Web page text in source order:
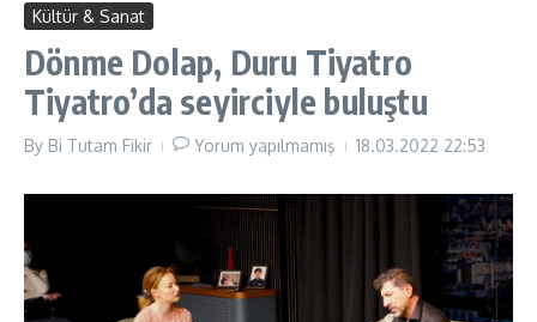
Kültür & Sanat
Dönme Dolap, Duru Tiyatro
Tiyatro’da seyirciyle buluştu
By Bi Tutam Fikir Yorum yapılmamış 18.03.2022 22:53